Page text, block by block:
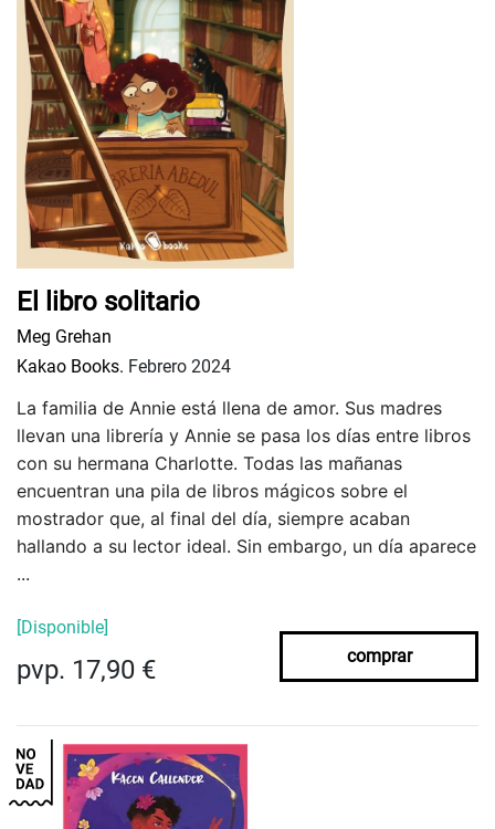
El libro solitario
Meg Grehan
Kakao Books. Febrero 2024
La familia de Annie está llena de amor. Sus madres
llevan una librería y Annie se pasa los días entre libros
con su hermana Charlotte. Todas las mañanas
encuentran una pila de libros mágicos sobre el
mostrador que, al final del día, siempre acaban
hallando a su lector ideal. Sin embargo, un día aparece
...
[Disponible]
pvp. 17,90 € comprar